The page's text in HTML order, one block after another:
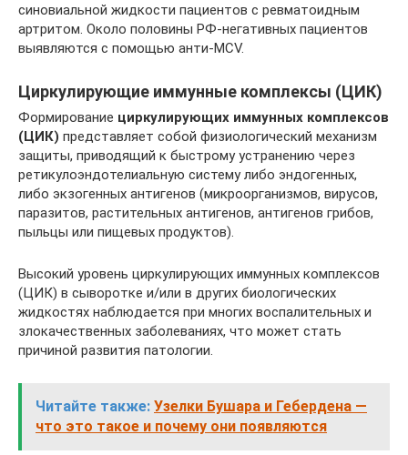
синовиальной жидкости пациентов с ревматоидным
артритом. Около половины РФ-негативных пациентов
выявляются с помощью анти-MCV.
Циркулирующие иммунные комплексы (ЦИК)
Формирование циркулирующих иммунных комплексов
(ЦИК) представляет собой физиологический механизм
защиты, приводящий к быстрому устранению через
ретикулоэндотелиальную систему либо эндогенных,
либо экзогенных антигенов (микроорганизмов, вирусов,
паразитов, растительных антигенов, антигенов грибов,
пыльцы или пищевых продуктов).
Высокий уровень циркулирующих иммунных комплексов
(ЦИК) в сыворотке и/или в других биологических
жидкостях наблюдается при многих воспалительных и
злокачественных заболеваниях, что может стать
причиной развития патологии.
Читайте также: Узелки Бушара и Гебердена —
что это такое и почему они появляются